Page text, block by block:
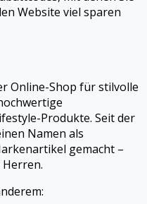
Website viel sparen
Online-Shop für stilvolle
Produkte. Seit der
Namen als
gemacht –